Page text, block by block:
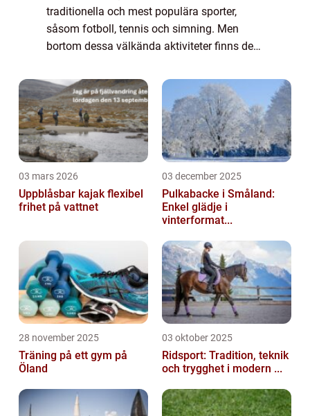
traditionella och mest populära sporter,
såsom fotboll, tennis och simning. Men
bortom dessa välkända aktiviteter finns det
att upptäckas. I denna artikel kommer v...
03 mars 2026
Uppblåsbar kajak flexibel
frihet på vattnet
03 december 2025
Pulkabacke i Småland:
Enkel glädje i
vinterformat...
28 november 2025
Träning på ett gym på
Öland
03 oktober 2025
Ridsport: Tradition, teknik
och trygghet i modern ...